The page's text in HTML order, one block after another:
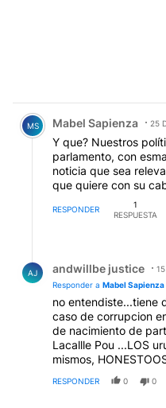
Comentario de Mabel
MS Mabel Sapienza 25
Y que? Nuestros
parlamento, con
noticia que sea
que quiere con su
RESPONDER
1
RESPUESTA
AJ andwillbe justice
Responder a Mabel Sapienza
no entendiste...tiene
caso de corrupcion
de nacimiento de
Lacallle Pou ...LOS
mismos,
RESPONDER 0 0